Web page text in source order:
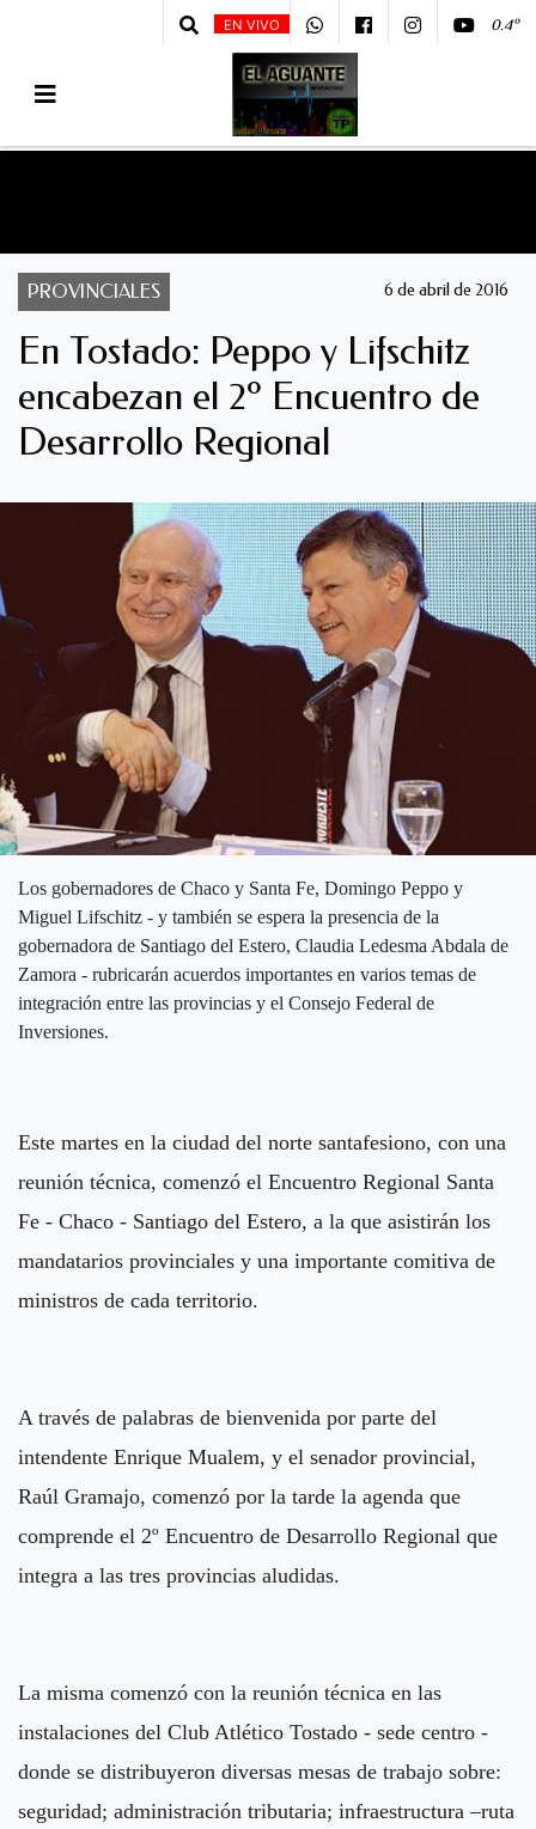
EN VIVO 0.4º
PROVINCIALES 6 de abril de 2016
En Tostado: Peppo y Lifschitz
encabezan el 2º Encuentro de
Desarrollo Regional
Los gobernadores de Chaco y Santa Fe, Domingo Peppo y
Miguel Lifschitz - y también se espera la presencia de la
gobernadora de Santiago del Estero, Claudia Ledesma Abdala de
Zamora - rubricarán acuerdos importantes en varios temas de
integración entre las provincias y el Consejo Federal de
Inversiones.
Este martes en la ciudad del norte santafesiono, con una
reunión técnica, comenzó el Encuentro Regional Santa
Fe - Chaco - Santiago del Estero, a la que asistirán los
mandatarios provinciales y una importante comitiva de
ministros de cada territorio.
A través de palabras de bienvenida por parte del
intendente Enrique Mualem, y el senador provincial,
Raúl Gramajo, comenzó por la tarde la agenda que
comprende el 2º Encuentro de Desarrollo Regional que
integra a las tres provincias aludidas.
La misma comenzó con la reunión técnica en las
instalaciones del Club Atlético Tostado - sede centro -
donde se distribuyeron diversas mesas de trabajo sobre:
seguridad; administración tributaria; infraestructura –ruta